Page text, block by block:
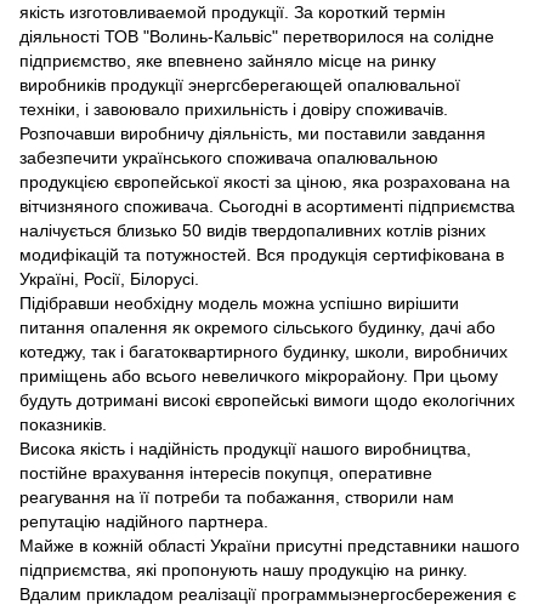
якість изготовливаемой продукції. За короткий термін
діяльності ТОВ "Волинь-Кальвіс" перетворилося на солідне
підприємство, яке впевнено зайняло місце на ринку
виробників продукції энергсберегающей опалювальної
техніки, і завоювало прихильність і довіру споживачів.
Розпочавши виробничу діяльність, ми поставили завдання
забезпечити українського споживача опалювальною
продукцією європейської якості за ціною, яка розрахована на
вітчизняного споживача. Сьогодні в асортименті підприємства
налічується близько 50 видів твердопаливних котлів різних
модифікацій та потужностей. Вся продукція сертифікована в
Україні, Росії, Білорусі.
Підібравши необхідну модель можна успішно вирішити
питання опалення як окремого сільського будинку, дачі або
котеджу, так і багатоквартирного будинку, школи, виробничих
приміщень або всього невеличкого мікрорайону. При цьому
будуть дотримані високі європейські вимоги щодо екологічних
показників.
Висока якість і надійність продукції нашого виробництва,
постійне врахування інтересів покупця, оперативне
реагування на її потреби та побажання, створили нам
репутацію надійного партнера.
Майже в кожній області України присутні представники нашого
підприємства, які пропонують нашу продукцію на ринку.
Вдалим прикладом реалізації программыэнергосбережения є